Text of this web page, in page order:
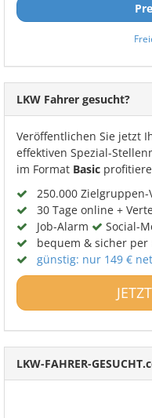
LKW Fahrer gesucht?
Veröffentlichen Sie jetzt
effektiven Spezial-
im Format Basic
250.000
30 Tage online +
Job-Alarm
Social-
bequem & sicher per
günstig: nur 149 €
LKW-FAHRER-